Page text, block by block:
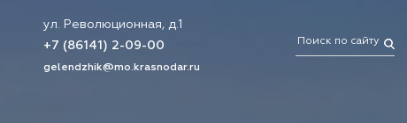
ул. Революционная, д.1
+7 (86141) 2-09-00
gelendzhik@mo.krasnodar.ru